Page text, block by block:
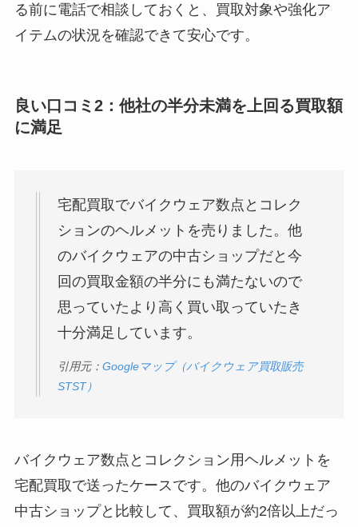
る前に電話で相談しておくと、買取対象や強化ア
イテムの状況を確認できて安心です。
良い口コミ2：他社の半分未満を上回る買取額
に満足
宅配買取でバイクウェア数点とコレク
ションのヘルメットを売りました。他
のバイクウェアの中古ショップだと今
回の買取金額の半分にも満たないので
思っていたより高く買い取っていたき
十分満足しています。
引用元： Googleマップ（バイクウェア買取販売
STST）
バイクウェア数点とコレクション用ヘルメットを
宅配買取で送ったケースです。他のバイクウェア
中古ショップと比較して、買取額が約2倍以上だっ